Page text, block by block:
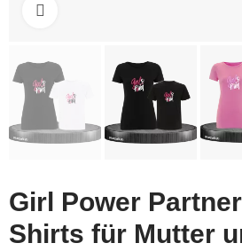
Girl Power
Shirts für Mutter